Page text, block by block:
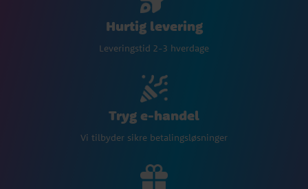
Hurtig levering
Leveringstid 2-3 hverdage
Tryg e-handel
Vi tilbyder sikre betalingsløsninger